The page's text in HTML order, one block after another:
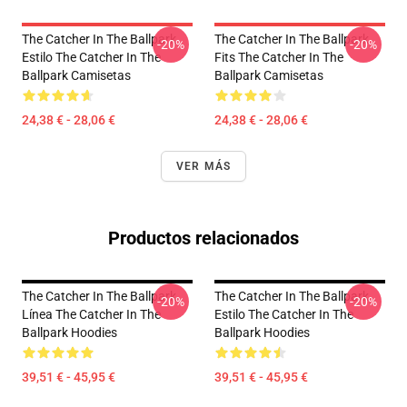
The Catcher In The Ballpark
Estilo The Catcher In The
Ballpark Camisetas
24,38 € - 28,06 €
-20%
The Catcher In The Ballpark
Fits The Catcher In The
Ballpark Camisetas
24,38 € - 28,06 €
-20%
VER MÁS
Productos relacionados
The Catcher In The Ballpark
Línea The Catcher In The
Ballpark Hoodies
39,51 € - 45,95 €
-20%
The Catcher In The Ballpark
Estilo The Catcher In The
Ballpark Hoodies
39,51 € - 45,95 €
-20%